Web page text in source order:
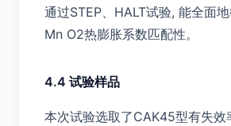
通过STEP、HALT试验, 能全面
Mn O2热膨胀系数匹配性。
4.4 试验样品
本次试验选取了CAK45型有失效